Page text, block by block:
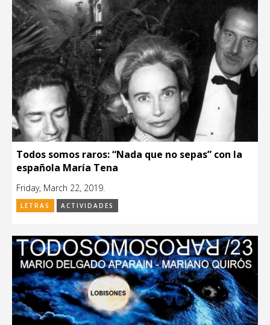
Todos somos raros: “Nada que no sepas” con la
española María Tena
Friday, March 22, 2019.
LETRAS ACTIVIDADES